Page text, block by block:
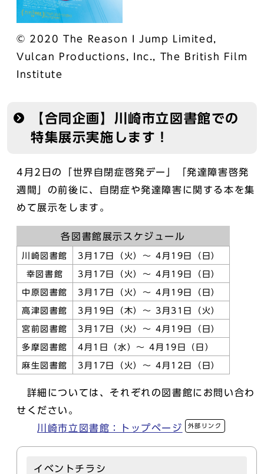
© 2020 The Reason I Jump Limited,
Vulcan Productions, Inc., The British Film
Institute
【合同企画】川崎市立図書館での
特集展示実施します！
4月2日の「世界自閉症啓発デー」「発達障害啓発
週間」の前後に、自閉症や発達障害に関する本を集
めて展示をします。
各図書館展示スケジュール
川崎図書館 3月17日（火）～ 4月19日（日）
幸図書館 3月17日（火）～ 4月19日（日）
中原図書館 3月17日（火）～ 4月19日（日）
高津図書館 3月19日（木）～ 3月31日（火）
宮前図書館 3月17日（火）～ 4月19日（日）
多摩図書館 4月1日（水）～ 4月19日（日）
麻生図書館 3月17日（火）～ 4月12日（日）
詳細については、それぞれの図書館にお問い合わ
せください。
川崎市立図書館：トップページ
外部リンク
イベントチラシ